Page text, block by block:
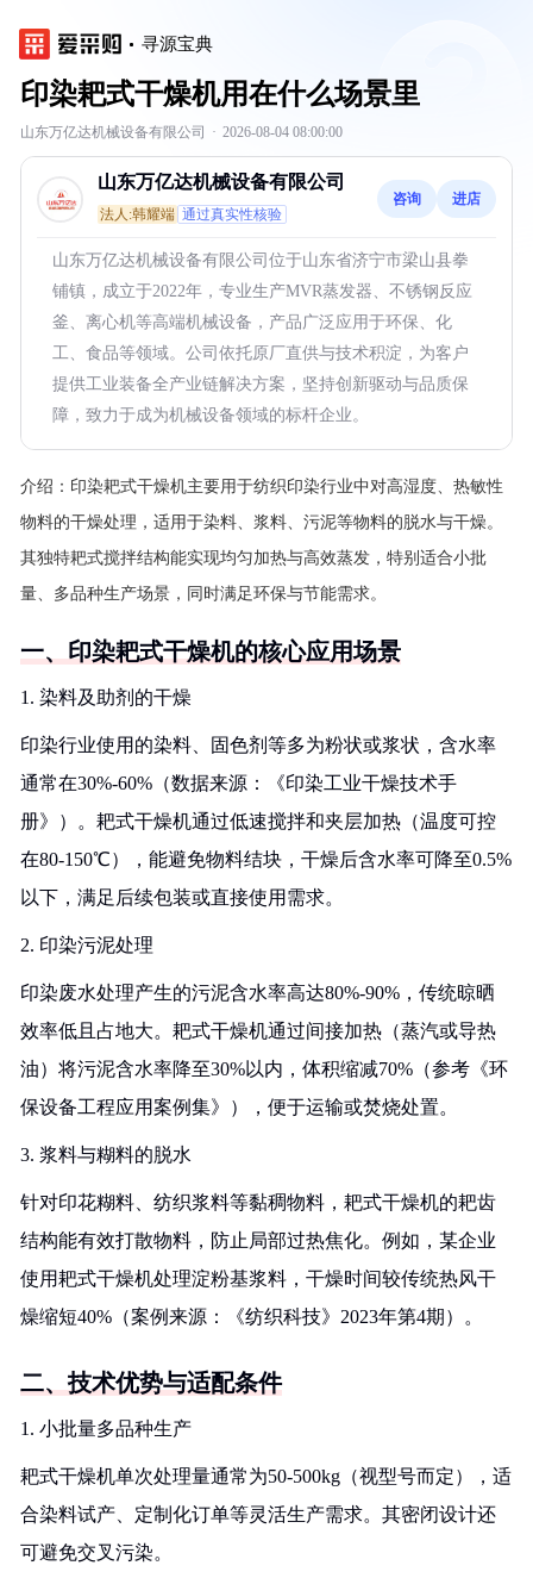
寻源宝典
印染耙式干燥机用在什么场景里
山东万亿达机械设备有限公司 · 2026-08-04 08:00:00
山东万亿达机械设备有限公司
法人:韩耀端 通过真实性核验
咨询 进店
山东万亿达机械设备有限公司位于山东省济宁市梁山县拳
铺镇，成立于2022年，专业生产MVR蒸发器、不锈钢反应
釜、离心机等高端机械设备，产品广泛应用于环保、化
工、食品等领域。公司依托原厂直供与技术积淀，为客户
提供工业装备全产业链解决方案，坚持创新驱动与品质保
障，致力于成为机械设备领域的标杆企业。
介绍： 印染耙式干燥机主要用于纺织印染行业中对高湿度、热敏性
物料的干燥处理，适用于染料、浆料、污泥等物料的脱水与干燥。
其独特耙式搅拌结构能实现均匀加热与高效蒸发，特别适合小批
量、多品种生产场景，同时满足环保与节能需求。
一、印染耙式干燥机的核心应用场景
1. 染料及助剂的干燥
印染行业使用的染料、固色剂等多为粉状或浆状，含水率
通常在30%-60%（数据来源：《印染工业干燥技术手
册》）。耙式干燥机通过低速搅拌和夹层加热（温度可控
在80-150℃），能避免物料结块，干燥后含水率可降至0.5%
以下，满足后续包装或直接使用需求。
2. 印染污泥处理
印染废水处理产生的污泥含水率高达80%-90%，传统晾晒
效率低且占地大。耙式干燥机通过间接加热（蒸汽或导热
油）将污泥含水率降至30%以内，体积缩减70%（参考《环
保设备工程应用案例集》），便于运输或焚烧处置。
3. 浆料与糊料的脱水
针对印花糊料、纺织浆料等黏稠物料，耙式干燥机的耙齿
结构能有效打散物料，防止局部过热焦化。例如，某企业
使用耙式干燥机处理淀粉基浆料，干燥时间较传统热风干
燥缩短40%（案例来源：《纺织科技》2023年第4期）。
二、技术优势与适配条件
1. 小批量多品种生产
耙式干燥机单次处理量通常为50-500kg（视型号而定），适
合染料试产、定制化订单等灵活生产需求。其密闭设计还
可避免交叉污染。